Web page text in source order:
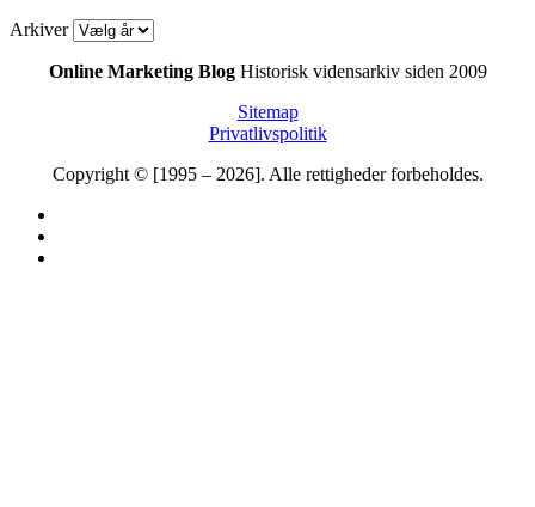
Arkiver
Online Marketing BlogHistorisk vidensarkiv siden 2009
Sitemap
Privatlivspolitik
Copyright © [1995 – 2026]. Alle rettigheder forbeholdes.